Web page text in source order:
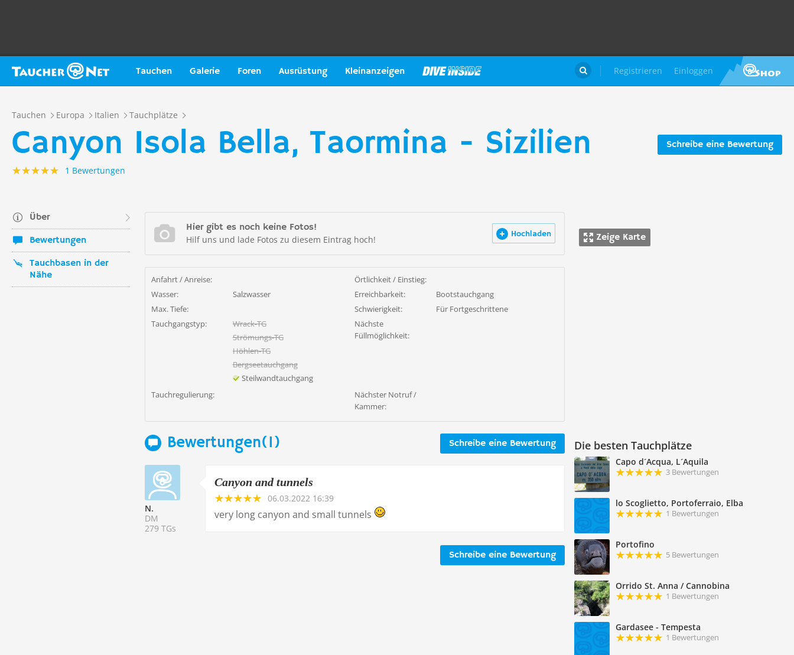
Tauchen Galerie Foren Ausrüstung Kleinanzeigen Registrieren Einloggen

Tauchen Europa Italien Tauchplätze
Schreibe eine Bewertung
Canyon Isola Bella, Taormina - Sizilien
1 Bewertungen
Über
Bewertungen
Tauchbasen in der
Nähe
Zeige Karte
Die besten Tauchplätze
Capo d´Acqua, L´Aquila
3 Bewertungen
lo Scoglietto, Portoferraio, Elba
1 Bewertungen
Portofino
5 Bewertungen
Orrido St. Anna / Cannobina
1 Bewertungen
Gardasee - Tempesta
1 Bewertungen
Hier gibt es noch keine Fotos!
Hilf uns und lade Fotos zu diesem Eintrag hoch! Hochladen
Anfahrt / Anreise:
Örtlichkeit / Einstieg:
Wasser:
Salzwasser Erreichbarkeit:
Bootstauchgang
Max. Tiefe:
Schwierigkeit:
Für Fortgeschrittene
Tauchgangstyp:
Wrack-TG
Strömungs-TG
Höhlen-TG
Bergseetauchgang
Steilwandtauchgang
Nächste
Füllmöglichkeit:
Tauchregulierung:
Nächster Notruf /
Kammer:
Schreibe eine Bewertung
Bewertungen(1)
N.
DM
279 TGs
Canyon and tunnels
06.03.2022 16:39
very long canyon and small tunnels
Schreibe eine Bewertung